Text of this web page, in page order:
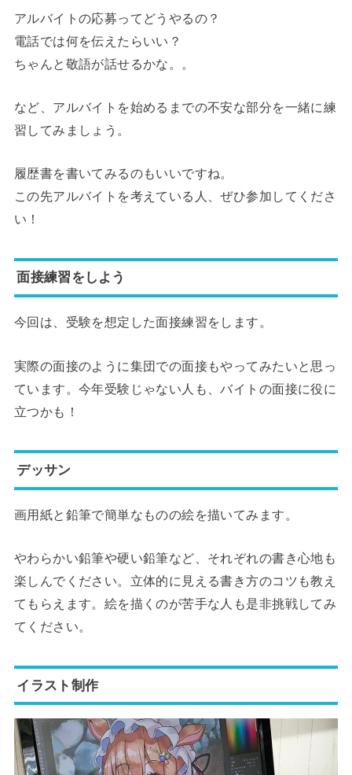
アルバイトの応募ってどうやるの？
電話では何を伝えたらいい？
ちゃんと敬語が話せるかな。。
など、アルバイトを始めるまでの不安な部分を一緒に練
習してみましょう。
履歴書を書いてみるのもいいですね。
この先アルバイトを考えている人、ぜひ参加してくださ
い！
面接練習をしよう
今回は、受験を想定した面接練習をします。
実際の面接のように集団での面接もやってみたいと思っ
ています。今年受験じゃない人も、バイトの面接に役に
立つかも！
デッサン
画用紙と鉛筆で簡単なものの絵を描いてみます。
やわらかい鉛筆や硬い鉛筆など、それぞれの書き心地も
楽しんでください。立体的に見える書き方のコツも教え
てもらえます。絵を描くのが苦手な人も是非挑戦してみ
てください。
イラスト制作